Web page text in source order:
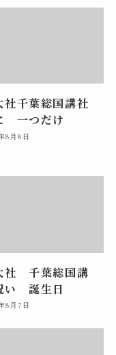
社千葉総国講社
一つだけ
8月8日
社 千葉総国講
誕生日
8月7日